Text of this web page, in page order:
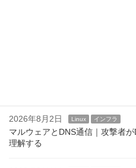
2026年8月2日 Linux インフラ
マルウェアとDNS通信｜攻撃者
理解する